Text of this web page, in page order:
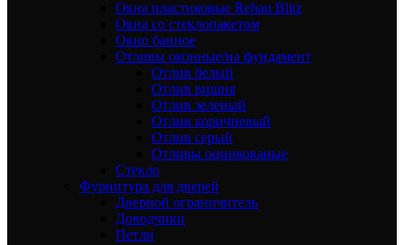
Окна пластиковые Rehau Blitz
Окна со стеклопакетом
Окно банное
Отливы оконные/на фундамент
Отлив белый
Отлив вишня
Отлив зеленый
Отлив коричневый
Отлив серый
Отливы оцинкованые
Стекло
Фурнитура для дверей
Дверной ограничитель
Доводчики
Петли